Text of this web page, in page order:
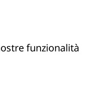
funzionalità